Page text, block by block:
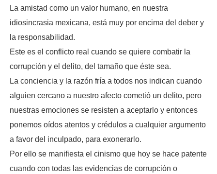
La amistad como un valor humano, en nuestra
idiosincrasia mexicana, está muy por encima del deber y
la responsabilidad.
Este es el conflicto real cuando se quiere combatir la
corrupción y el delito, del tamaño que éste sea.
La conciencia y la razón fría a todos nos indican cuando
alguien cercano a nuestro afecto cometió un delito, pero
nuestras emociones se resisten a aceptarlo y entonces
ponemos oídos atentos y crédulos a cualquier argumento
a favor del inculpado, para exonerarlo.
Por ello se manifiesta el cinismo que hoy se hace patente
cuando con todas las evidencias de corrupción o